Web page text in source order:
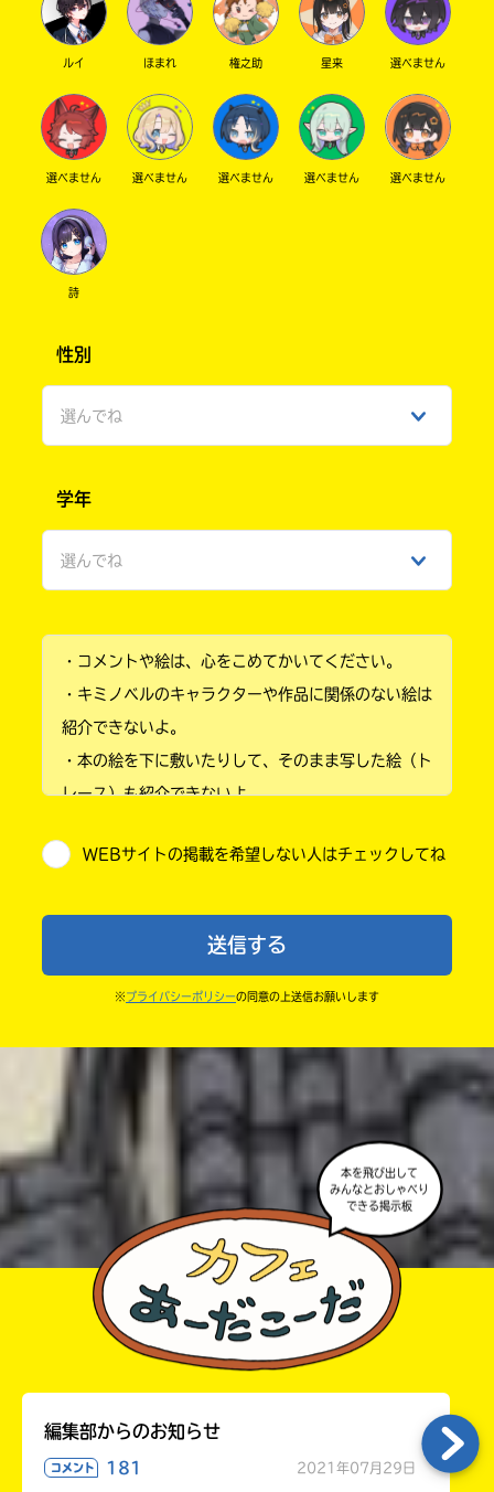
ルイ ほまれ 権之助 星来 選べません
選べません 選べません 選べません 選べません 選べません
詩
性別
選んでね
ひみつ
学年
選んでね
小学2年
小学4年
小学6年
中学1年
・コメントや絵は、心をこめてかいてください。
・キミノベルのキャラクターや作品に関係のない絵は
紹介できないよ。
・本の絵を下に敷いたりして、そのまま写した絵（ト
レース）も紹介できないよ。
・送ってからすぐには紹介されないので、待ってて
ならないよう気をつけてね。
・キャンペーン開催中は、投稿した後の画面にバナー
・ポプラ社の宣伝物で紹介させてもらうことがある
・かき終えたら、人を傷つけていたり、個人情報をか
きこんでいたり、字がまちがっていたりしないか、読
みなおしてみてね。
WEBサイトの掲載を希望しない人はチェックしてね
送信する
※ プライバシーポリシーの同意の上送信お願いします
本を飛び出して
みんなとおしゃべり
できる掲示板
編集部からのお知らせ
コメント 181 2021年07月29日